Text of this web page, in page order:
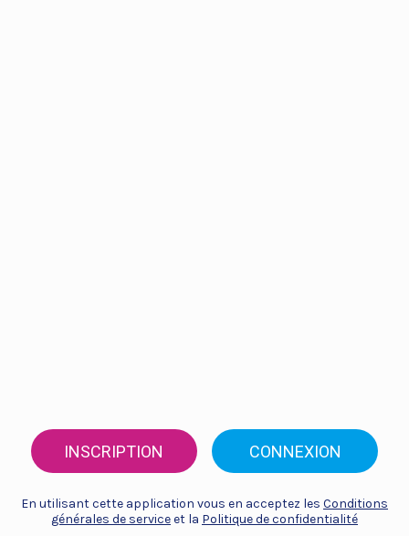
INSCRIPTION CONNEXION
En utilisant cette application vous en acceptez les Conditions
générales de serviceet la Politique de confidentialité